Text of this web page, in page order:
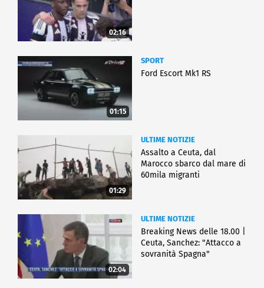
02:16
01:15
SPORT
Ford Escort Mk1 RS
01:29
ULTIME NOTIZIE
Assalto a Ceuta, dal
Marocco sbarco dal mare di
60mila migranti
02:04
ULTIME NOTIZIE
Breaking News delle 18.00 |
Ceuta, Sanchez: "Attacco a
sovranità Spagna"